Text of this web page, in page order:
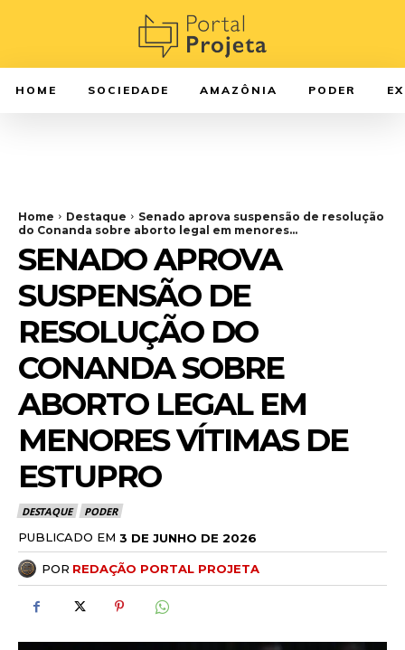
HOME SOCIEDADE AMAZÔNIA PODER
Home Destaque
Senado aprova suspensão de resolução
do Conanda sobre aborto legal em menores...
SENADO APROVA
SUSPENSÃO DE
RESOLUÇÃO DO
CONANDA SOBRE
ABORTO LEGAL EM
MENORES VÍTIMAS DE
ESTUPRO
DESTAQUE PODER
PUBLICADO EM 3 DE JUNHO DE 2026
POR REDAÇÃO PORTAL PROJETA